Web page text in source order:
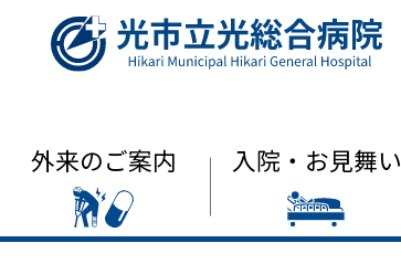
外来のご案内 入院・お見舞い